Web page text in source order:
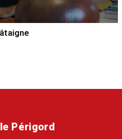
Périgord